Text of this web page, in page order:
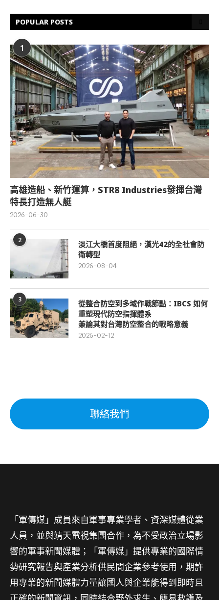
POPULAR POSTS
1
高雄造船、新竹運算，STR8 Industries發揮台灣
特長打造無人艇
2026-06-30
2
淡江大橋首度阻絕，漢光42的全社會防
衛轉型
2026-08-04
3
從整合防空到多域作戰節點：IBCS 如何
重塑現代防空指揮體系
兼論其對台灣防空整合的戰略意義
2026-02-12
聯絡我們
「軍傳媒」成員來自軍事專業學者、資深媒體從業
人員，並與靖天電視集團合作，為不受政治立場影
響的軍事新聞媒體；「軍傳媒」提供專業的國際情
勢研究報告與產業分析供民間企業參考使用，期許
用專業的新聞媒體力量讓國人與企業能得到即時且